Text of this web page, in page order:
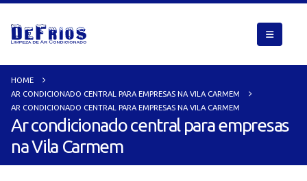
HOME
AR CONDICIONADO CENTRAL PARA EMPRESAS NA VILA CARMEM
AR CONDICIONADO CENTRAL PARA EMPRESAS NA VILA CARMEM
Ar condicionado central para empresas
na Vila Carmem